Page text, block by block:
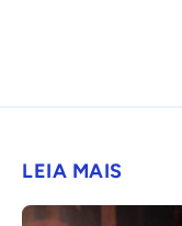
LEIA MAIS